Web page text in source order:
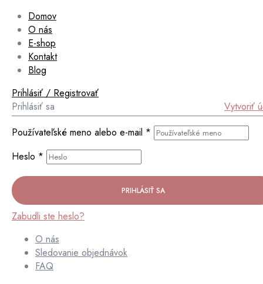
Domov
O nás
E-shop
Kontakt
Blog
Prihlásiť / Registrovať
Prihlásiť sa
Vytvoriť
Používateľské meno alebo e-mail *
Heslo *
PRIHLÁSIŤ SA
Zabudli ste heslo?
O nás
Sledovanie objednávok
FAQ